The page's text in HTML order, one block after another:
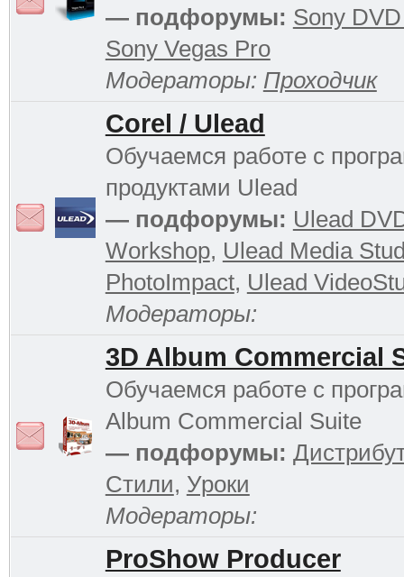
— подфорумы: Sony
Sony Vegas Pro
Модераторы: Проходчик
Corel / Ulead
Обучаемся работе с
продуктами Ulead
— подфорумы: Ulead
Workshop, Ulead Media
PhotoImpact, Ulead
Модераторы:
3D Album Commercial
Обучаемся работе с
Album Commercial Suite
— подфорумы:
Стили, Уроки
Модераторы:
ProShow Producer